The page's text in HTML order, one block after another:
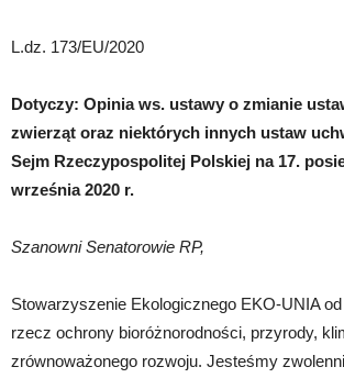
L.dz. 173/EU/2020
Dotyczy: Opinia ws. ustawy o zmianie
zwierząt oraz niektórych innych ustaw
Sejm Rzeczypospolitej Polskiej na 17.
września 2020 r.
Szanowni Senatorowie RP,
Stowarzyszenie Ekologicznego EKO-UNIA od
rzecz ochrony bioróżnorodności, przyrody,
zrównoważonego rozwoju. Jesteśmy